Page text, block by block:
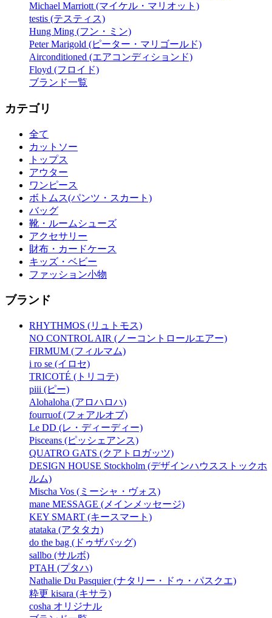
Michael Marriott (マイケル・マリオット)
testis (テスティス)
Hung Ming (フン・ミン)
Peter Marigold (ピーター・マリゴールド)
Airconditioned (エアコンディションド)
Floyd (フロイド)
ブランド一覧
カテゴリ
全て
カットソー
トップス
アウター
ワンピース
ボトムス(パンツ・スカート)
バッグ
靴・ルームシューズ
アクセサリー
財布・カードケース
キッズ・ベビー
ファッション小物
ブランド
RHYTHMOS (リュトモス)
NO CONTROL AIR (ノーコントロールエアー)
FIRMUM (フィルマム)
i ro se (イロセ)
TRICOTÉ (トリコテ)
piii (ピー)
Alohaloha (アロハロハ)
fourruof (フォアルオブ)
Le DD (レ・ディーディー)
Pisceans (ピッシェアンス)
QUATRO GATS (クアトロガッツ)
DESIGN HOUSE Stockholm (デザインハウスストックホ
ルム)
Mischa Vos (ミーシャ・ヴォス)
mane MESSAGE (メインメッセージ)
KEY SMART (キースマート)
atataka (アタタカ)
do the bag (ドゥザバッグ)
sallbo (サルボ)
PTAH (プタハ)
Nathalie Du Pasquier (ナタリー・ドゥ・パスクエ)
粋更 kisara (キサラ)
cosha オリジナル